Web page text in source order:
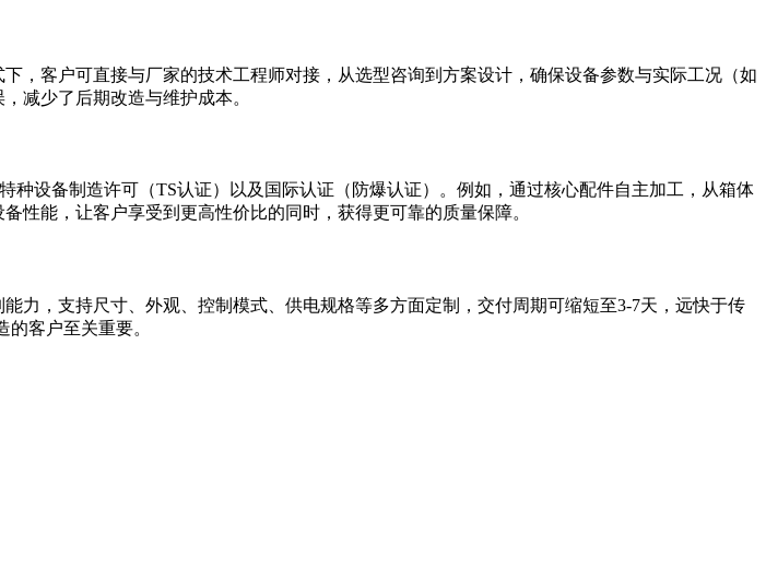
，客户可直接与厂家的技术工程师对接，从选型咨询到方案设计，确保设备参数与实际工况（如
减少了后期改造与维护成本。
设备制造许可（TS认证）以及国际认证（防爆认证）。例如，通过核心配件自主加工，从箱体
性能，让客户享受到更高性价比的同时，获得更可靠的质量保障。
力，支持尺寸、外观、控制模式、供电规格等多方面定制，交付周期可缩短至3-7天，远快于传
客户至关重要。